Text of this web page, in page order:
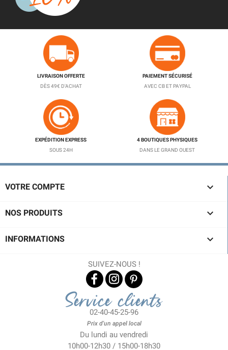
LIVRAISON OFFERTE
DÈS 49€ D'ACHAT
PAIEMENT SÉCURISÉ
AVEC CB ET PAYPAL
EXPÉDITION EXPRESS
SOUS 24H
4 BOUTIQUES PHYSIQUES
DANS LE GRAND OUEST
VOTRE COMPTE 
NOS PRODUITS 
INFORMATIONS 
SUIVEZ-NOUS !
Service clients
02-40-45-25-96
Prix d'un appel local
Du lundi au vendredi
10h00-12h30 / 15h00-18h30